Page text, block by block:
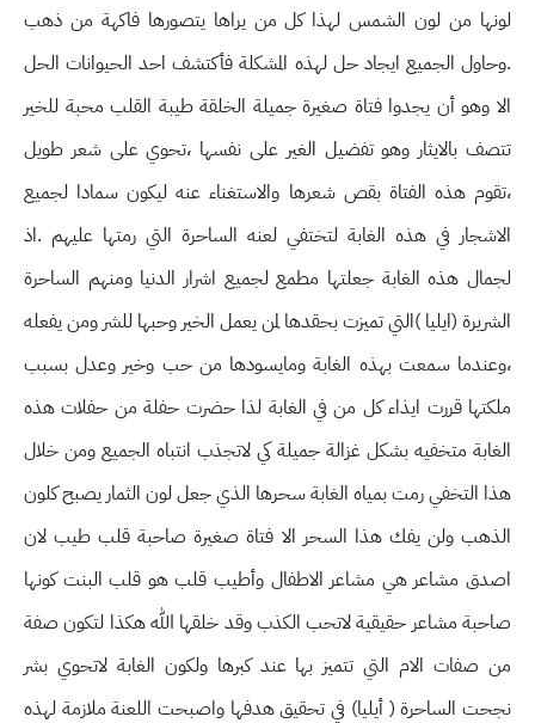
لونها من لون الشمس لهذا كل من يراها يتصورها فاكهة من ذهب
.وحاول الجميع ايجاد حل لهذه المشكلة فأكتشف احد الحيوانات الحل
الا وهو أن يجدوا فتاة صغيرة جميلة الخلقة طيبة القلب محبة للخير
تتصف بالايثار وهو تفضيل الغير على نفسها ،تحوي على شعر طويل
،تقوم هذه الفتاة بقص شعرها والاستغناء عنه ليكون سمادا لجميع
الاشجار في هذه الغابة لتختفي لعنه الساحرة التي رمتها عليهم .اذ
لجمال هذه الغابة جعلتها مطمع لجميع اشرار الدنيا ومنهم الساحرة
الشريرة (ايليا )التي تميزت بحقدها لمن يعمل الخير وحبها للشر ومن يفعله
،وعندما سمعت بهذه الغابة ومايسودها من حب وخير وعدل بسبب
ملكتها قررت ايذاء كل من في الغابة لذا حضرت حفلة من حفلات هذه
الغابة متخفيه بشكل غزالة جميلة كي لاتجذب انتباه الجميع ومن خلال
هذا التخفي رمت بمياه الغابة سحرها الذي جعل لون الثمار يصبح كلون
الذهب ولن يفك هذا السحر الا فتاة صغيرة صاحبة قلب طيب لان
اصدق مشاعر هي مشاعر الاطفال وأطيب قلب هو قلب البنت كونها
صاحبة مشاعر حقيقية لاتحب الكذب وقد خلقها الله هكذا لتكون صفة
من صفات الام التي تتميز بها عند كبرها ولكون الغابة لاتحوي بشر
نجحت الساحرة ( أيليا) في تحقيق هدفها واصبحت اللعنة ملازمة لهذه